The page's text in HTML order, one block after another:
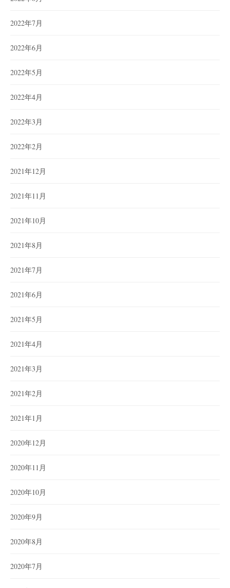
2022年7月
2022年6月
2022年5月
2022年4月
2022年3月
2022年2月
2021年12月
2021年11月
2021年10月
2021年8月
2021年7月
2021年6月
2021年5月
2021年4月
2021年3月
2021年2月
2021年1月
2020年12月
2020年11月
2020年10月
2020年9月
2020年8月
2020年7月